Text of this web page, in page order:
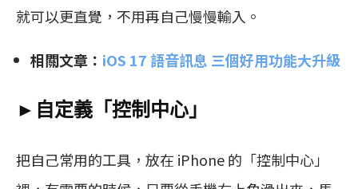
就可以更直覺，不用再自己慢慢輸入。
相關文章： iOS 17 語⾳訊息 三個好用功能大升級
►自定義「控制中心」
把自己常用的工具，放在 iPhone 的「控制中心」